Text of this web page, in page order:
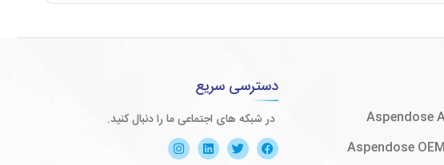
دسترسی سریع
در شبکه های اجتماعی ما را دنبال کنید.